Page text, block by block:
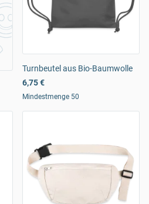
Turnbeutel aus Bio-Baumwolle
6,75 €
Mindestmenge 50